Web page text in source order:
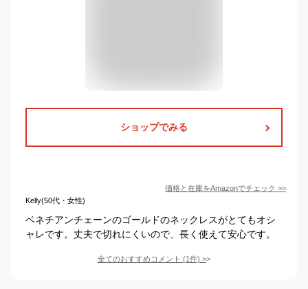
ショップでみる
価格と在庫をAmazonでチェック >>
Kelly(50代・女性)
ベネチアンチェーンのゴールドのネックレスがとてもオシ
ャレです。丈夫で切れにくいので、長く使えて安心です。
全てのおすすめコメント (1件) >